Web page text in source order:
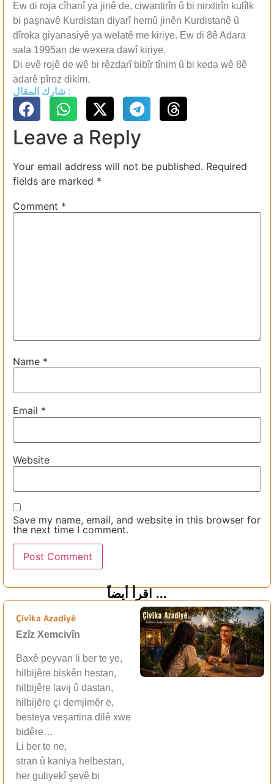
Ew di roja cîhanî ya jinê de, ciwantirîn û bi nirxtirîn kulîlk
bi paşnavê Kurdistan diyarî hemû jinên Kurdistanê û
dîroka giyanasiyê ya welatê me kiriye. Ew di 8ê Adara
sala 1995an de wexera dawî kiriye.
Di evê rojê de wê bi rêzdarî bibîr tînim û bi keda wê 8ê
adarê pîroz dikim.
شارك المقال :
Leave a Reply
Your email address will not be published. Required
fields are marked *
Comment *
Name *
Email *
Website
Save my name, email, and website in this browser for
the next time I comment.
اقرأ أيضاً ...
Çivîka Azadiyê
Ezîz Xemcivîn
Baxê peyvan li ber te ye,
hilbijêre biskên hestan,
hilbijêre lavij û dastan,
hilbijêre çi demjimêr e,
besteya veşartina dilê xwe
bidêre…
Li ber te ne,
stran û kaniya helbestan,
her guliyekî şevê bi